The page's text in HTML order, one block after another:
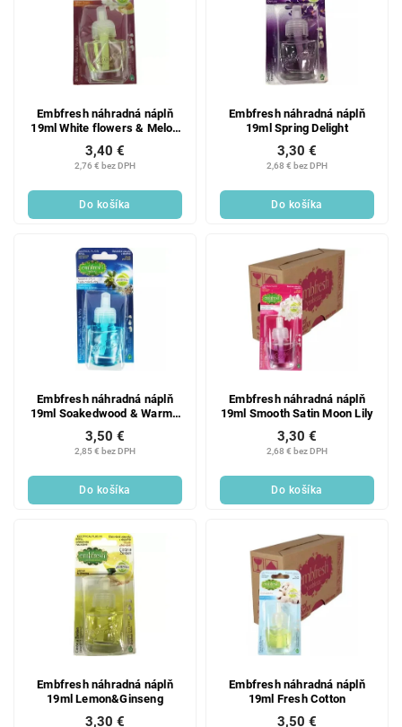
Embfresh náhradná náplň
19ml White flowers & Melon
– Vanilla
2,76 € bez DPH
3,40 €
Do košíka
Embfresh náhradná náplň
19ml Spring Delight
2,68 € bez DPH
3,30 €
Do košíka
Embfresh náhradná náplň
19ml Soakedwood & Warm -
2,85 € bez DPH
3,50 €
Do košíka
Embfresh náhradná náplň
19ml Smooth Satin Moon Lily
2,68 € bez DPH
3,30 €
Do košíka
Embfresh náhradná náplň
19ml Lemon&Ginseng
3,30 €
Embfresh náhradná náplň
19ml Fresh Cotton
3,50 €